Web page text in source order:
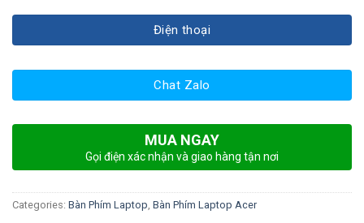
Điện thoại
Chat Zalo
MUA NGAY
Gọi điện xác nhận và giao hàng tận nơi
Categories: Bàn Phím Laptop, Bàn Phím Laptop Acer